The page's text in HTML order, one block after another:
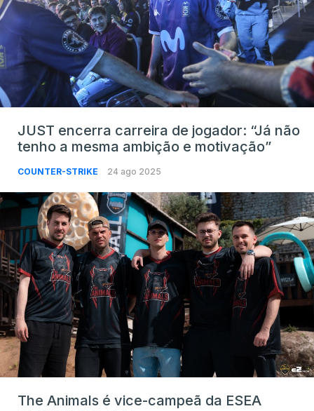
JUST encerra carreira de jogador: “Já não
tenho a mesma ambição e motivação”
COUNTER-STRIKE 24 ago 2025
The Animals é vice-campeã da ESEA